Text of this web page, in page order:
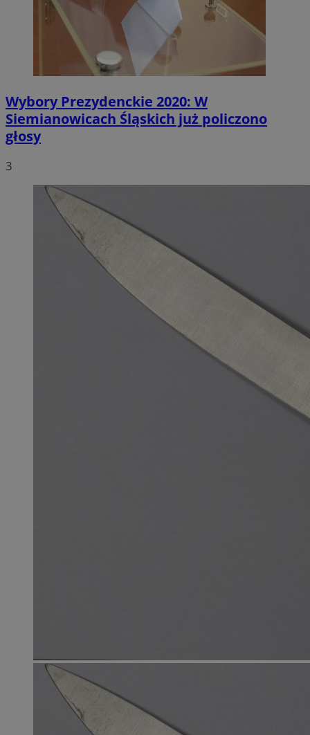
Wybory Prezydenckie 2020: W
Siemianowicach Śląskich już policzono
głosy
3